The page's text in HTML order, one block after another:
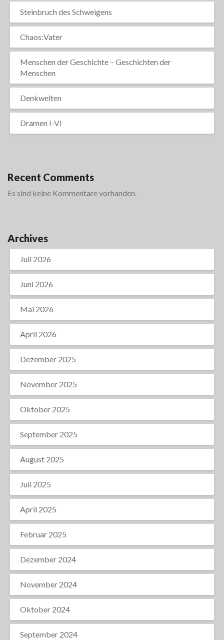
Steinbruch des Schweigens
Chaos:Vater
Menschen der Geschichte – Geschichten der
Menschen
Denkwelten
Dramen I-VI
Recent Comments
Es sind keine Kommentare vorhanden.
Archives
Juli 2026
Juni 2026
Mai 2026
April 2026
Dezember 2025
November 2025
Oktober 2025
September 2025
August 2025
Juli 2025
April 2025
Februar 2025
Dezember 2024
November 2024
Oktober 2024
September 2024